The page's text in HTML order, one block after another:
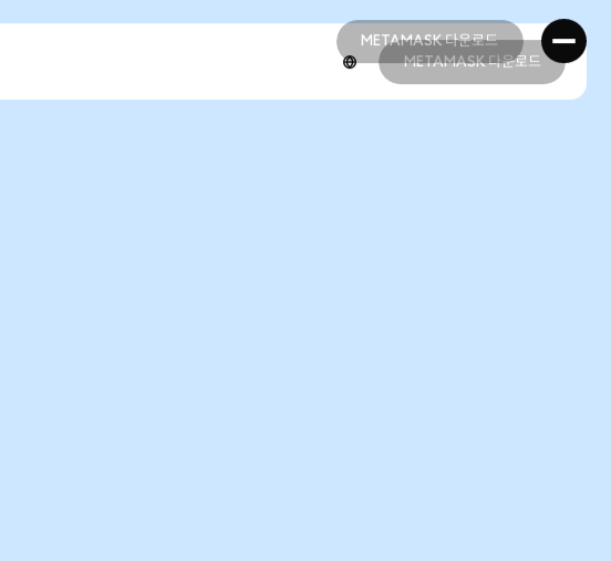
METAMASK 다운로드
METAMASK 다운로드
METAMASK 다운로드